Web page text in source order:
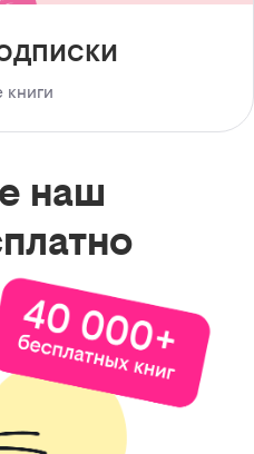
книги
наш